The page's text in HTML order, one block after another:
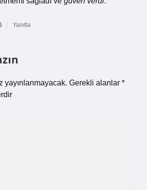
Yanıtla
yayınlanmayacak. Gerekli alanlar *